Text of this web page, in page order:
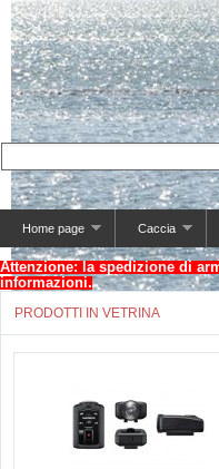
Home page Caccia
Attenzione: la spedizione di
informazioni.
PRODOTTI IN VETRINA